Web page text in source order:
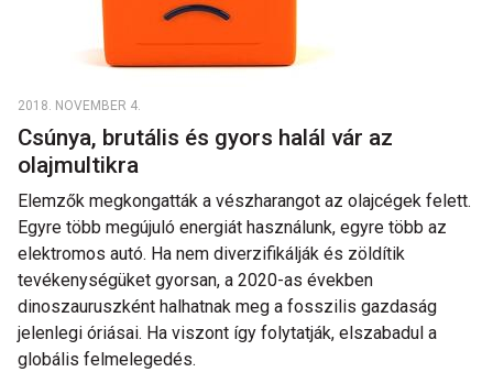
2018. NOVEMBER 4.
Csúnya, brutális és gyors halál vár az
olajmultikra
Elemzők megkongatták a vészharangot az olajcégek felett.
Egyre több megújuló energiát használunk, egyre több az
elektromos autó. Ha nem diverzifikálják és zöldítik
tevékenységüket gyorsan, a 2020-as években
dinoszauruszként halhatnak meg a fosszilis gazdaság
jelenlegi óriásai. Ha viszont így folytatják, elszabadul a
globális felmelegedés.